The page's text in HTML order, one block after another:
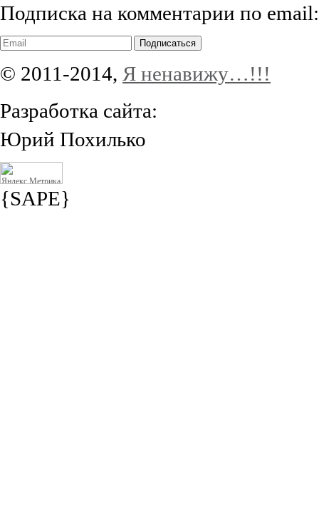
Подписка на комментарии по email:
Подписаться
© 2011-2014, Я ненавижу…!!!
Разработка сайта:
Юрий Похилько
{SAPE}